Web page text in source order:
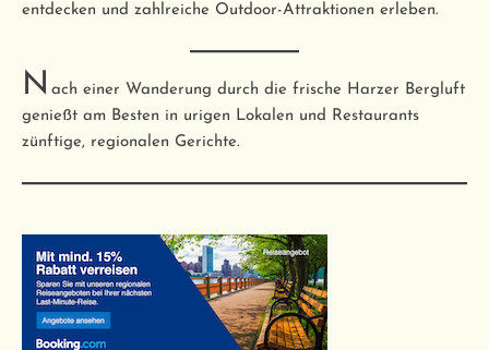
entdecken und zahlreiche Outdoor-Attraktionen erleben.
N ach einer Wanderung durch die frische Harzer Bergluft
genießt am Besten in urigen Lokalen und Restaurants
zünftige, regionalen Gerichte.